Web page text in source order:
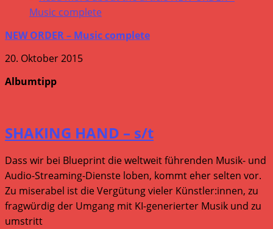
NEW ORDER – Music complete
20. Oktober 2015
Albumtipp
SHAKING HAND – s/t
Dass wir bei Blueprint die weltweit führenden Musik- und
Audio-Streaming-Dienste loben, kommt eher selten vor.
Zu miserabel ist die Vergütung vieler Künstler:innen, zu
fragwürdig der Umgang mit KI-generierter Musik und zu
umstritt